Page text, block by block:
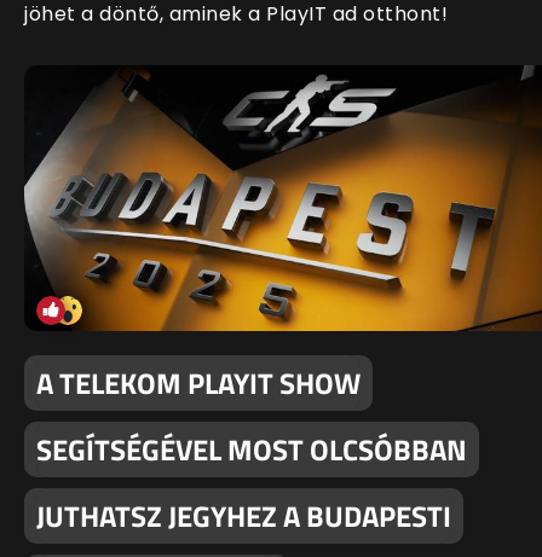
jöhet a döntő, aminek a PlayIT ad otthont!
A TELEKOM PLAYIT SHOW
SEGÍTSÉGÉVEL MOST OLCSÓBBAN
JUTHATSZ JEGYHEZ A BUDAPESTI